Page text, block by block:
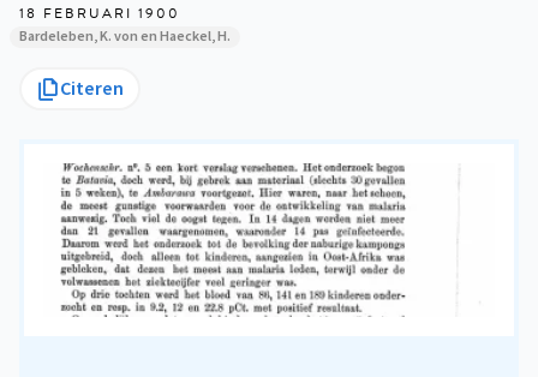
18 FEBRUARI 1900
Bardeleben, K. von en Haeckel, H.
Citeren